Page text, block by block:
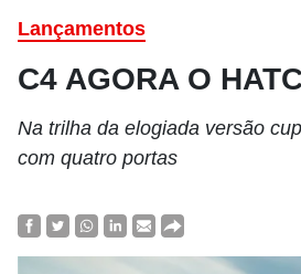
Lançamentos
C4 AGORA O
Na trilha da elogiada versão
com quatro portas